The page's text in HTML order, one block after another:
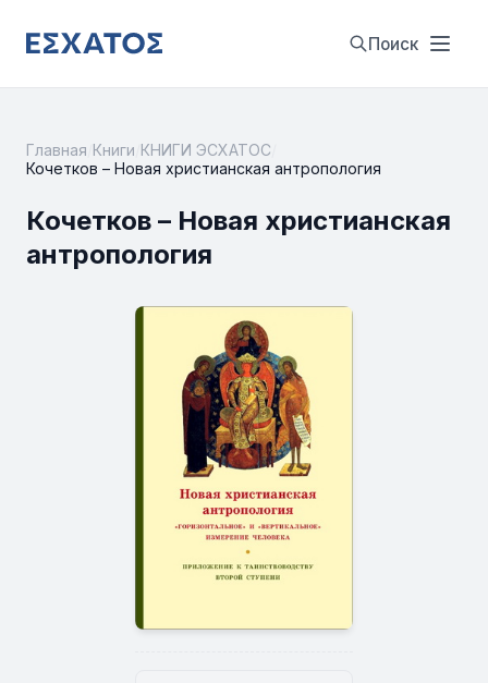
Поиск
Главная Книги КНИГИ ЭСХАТОС
Кочетков – Новая христианская антропология
Кочетков – Новая христианская
антропология